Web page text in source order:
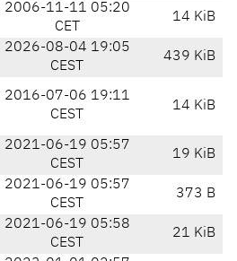
2006-11-11 05:20
CET
14 KiB
2026-08-04 19:05
CEST
439 KiB
2016-07-06 19:11
CEST
14 KiB
2021-06-19 05:57
CEST
19 KiB
2021-06-19 05:57
CEST
373 B
2021-06-19 05:58
CEST
21 KiB